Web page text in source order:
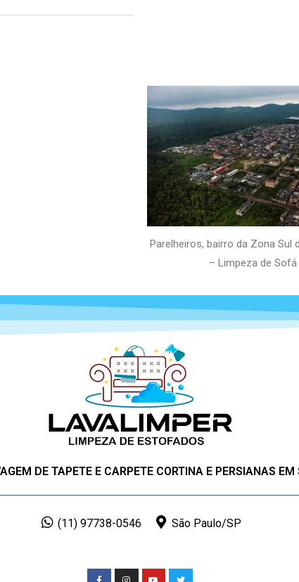
Parelheiros, bairro da Zona Sul
– Limpeza de Sofá
DE TAPETE E CARPETE CORTINA E PERSIANAS
(11) 97738-0546 São Paulo/SP